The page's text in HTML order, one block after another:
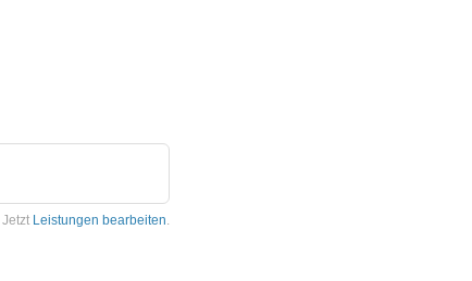
Jetzt Leistungen bearbeiten.